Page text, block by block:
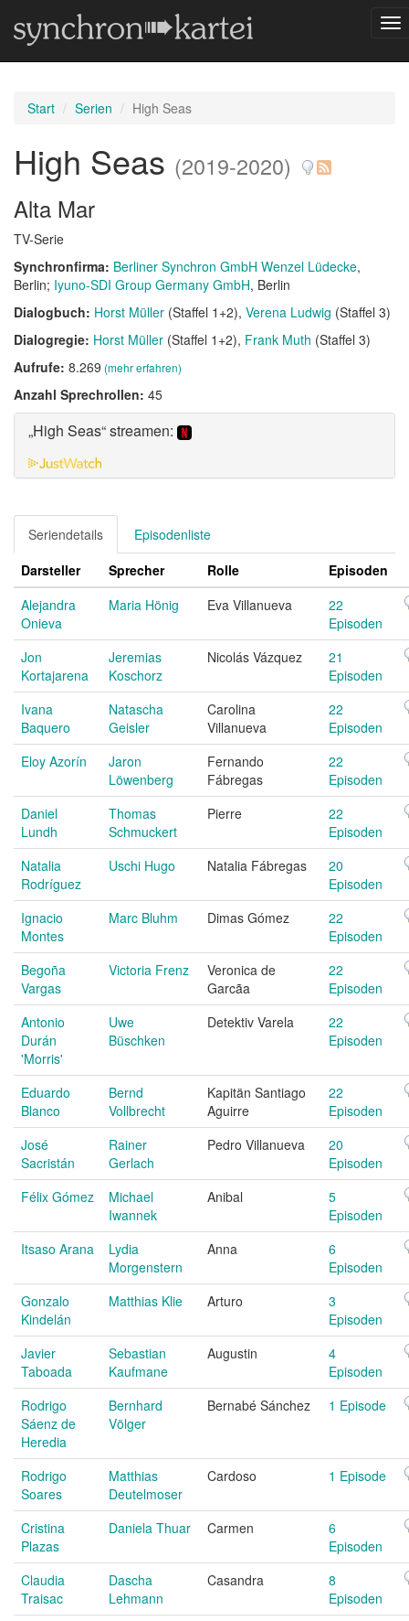
Start Serien High Seas
High Seas (2019-2020)
Alta Mar
TV-Serie
Synchronfirma: Berliner Synchron GmbH Wenzel Lüdecke,
Berlin Iyuno-SDI Group Germany GmbH, Berlin
Dialogbuch: Horst Müller (Staffel 1+2) Verena Ludwig (Staffel 3)
Dialogregie: Horst Müller (Staffel 1+2) Frank Muth (Staffel 3)
Aufrufe: 8.269 (mehr erfahren)
Anzahl Sprechrollen: 45
„High Seas“ streamen:
Seriendetails
Episodenliste
Darsteller
Sprecher Rolle
Episoden
Alejandra
Onieva
Maria Hönig Eva Villanueva
22
Episoden
Jon
Kortajarena
Jeremias
Koschorz
Nicolás Vázquez
21
Episoden
Ivana
Baquero
Natascha
Geisler
Carolina
Villanueva
22
Episoden
Eloy Azorín
Jaron
Löwenberg
Fernando
Fábregas
22
Episoden
Daniel
Lundh
Thomas
Schmuckert
Pierre
22
Episoden
Natalia
Rodríguez
Uschi Hugo Natalia Fábregas
20
Episoden
Ignacio
Montes
Marc Bluhm Dimas Gómez
22
Episoden
Begoña
Vargas
Victoria Frenz
Veronica de
Garcãa
22
Episoden
Antonio
Durán
'Morris'
Uwe
Büschken
Detektiv Varela
22
Episoden
Eduardo
Blanco
Bernd
Vollbrecht
Kapitän Santiago
Aguirre
22
Episoden
José
Sacristán
Rainer
Gerlach
Pedro Villanueva
20
Episoden
Félix Gómez
Michael
Iwannek
Anibal
5
Episoden
Itsaso Arana
Lydia
Morgenstern
Anna
6
Episoden
Gonzalo
Kindelán
Matthias Klie Arturo
3
Episoden
Javier
Taboada
Sebastian
Kaufmane
Augustin
4
Episoden
Rodrigo
Sáenz de
Heredia
Bernhard
Völger
Bernabé Sánchez 1 Episode
Rodrigo
Soares
Matthias
Deutelmoser
Cardoso 1 Episode
Cristina
Plazas
Daniela Thuar Carmen
6
Episoden
Claudia
Traisac
Dascha
Lehmann
Casandra
8
Episoden